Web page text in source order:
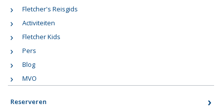
Fletcher's Reisgids
Activiteiten
Fletcher Kids
Pers
Blog
MVO
Reserveren